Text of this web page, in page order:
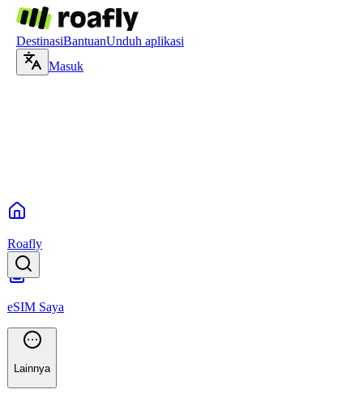
DestinasiBantuanUnduh aplikasi
Masuk
Roafly
eSIM Saya
Lainnya